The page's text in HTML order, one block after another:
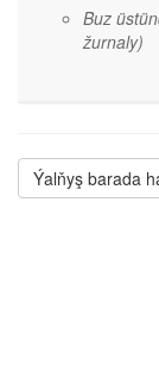
Buz
žurnaly)
Ýalňyş barada